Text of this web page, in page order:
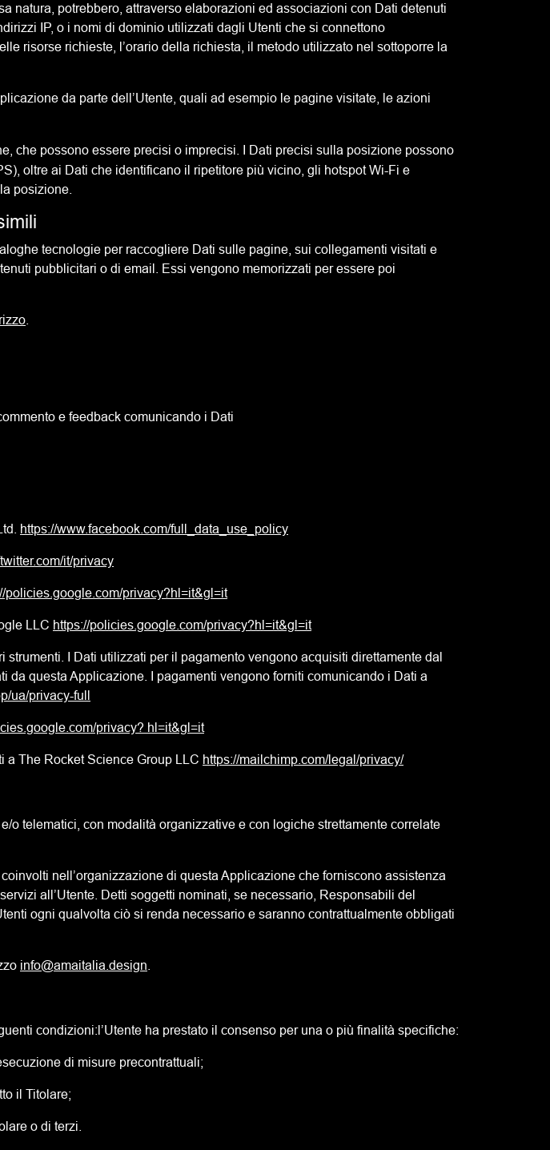
natura, potrebbero, attraverso elaborazioni ed associazioni con Dati detenuti
IP, o i nomi di dominio utilizzati dagli Utenti che si connettono
risorse richieste, l’orario della richiesta, il metodo utilizzato nel sottoporre la
da parte dell’Utente, quali ad esempio le pagine visitate, le azioni
che possono essere precisi o imprecisi. I Dati precisi sulla posizione possono
oltre ai Dati che identificano il ripetitore più vicino, gli hotspot Wi-Fi e
posizione.
tecnologie per raccogliere Dati sulle pagine, sui collegamenti visitati e
pubblicitari o di email. Essi vengono memorizzati per essere poi
e feedback comunicando i Dati
https://www.facebook.com/full_data_use_policy
it/privacy
policies.google.com/privacy?hl=it&gl=it
LLC https://policies.google.com/privacy?hl=it&gl=it
I Dati utilizzati per il pagamento vengono acquisiti direttamente dal
questa Applicazione. I pagamenti vengono forniti comunicando i Dati a
ua/privacy-full
privacy? hl=it&gl=it
a The Rocket Science Group LLC https://mailchimp.com/legal/privacy/
o telematici, con modalità organizzative e con logiche strettamente correlate
nell’organizzazione di questa Applicazione che forniscono assistenza
all’Utente. Detti soggetti nominati, se necessario, Responsabili del
ogni qualvolta ciò si renda necessario e saranno contrattualmente obbligati
info@amaitalia.design
condizioni:l’Utente ha prestato il consenso per una o più finalità specifiche:
di misure precontrattuali;
il Titolare;
o di terzi.